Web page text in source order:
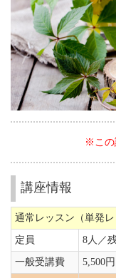
※この
講座情報
通常レッスン（単発
定員 8人／
一般受講費 5,500